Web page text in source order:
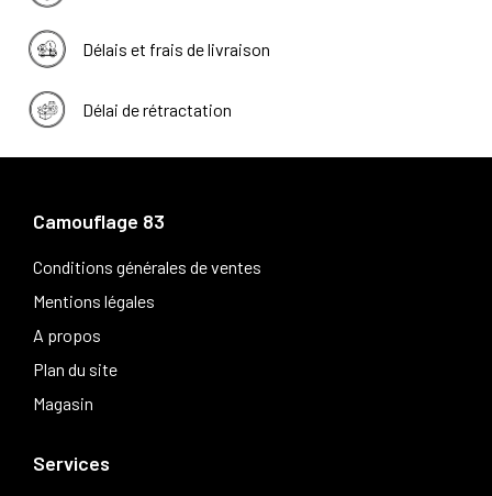
Délais et frais de livraison
Délai de rétractation
Camouflage 83
Conditions générales de ventes
Mentions légales
A propos
Plan du site
Magasin
Services